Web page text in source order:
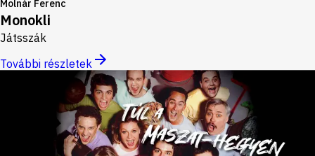
Molnár Ferenc
Monokli
Játsszák
További részletek